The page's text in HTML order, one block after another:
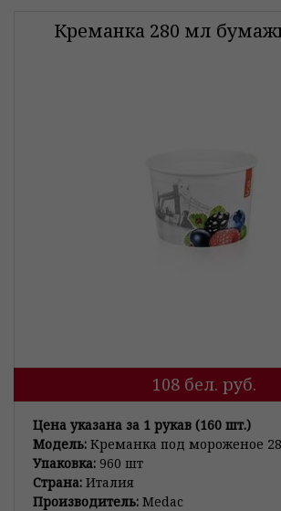
Креманка 280 мл
108 бел. руб.
Цена указана за 1 рукав (160 шт.)
Модель: Креманка под мороженое
Упаковка: 960 шт
Страна: Италия
Производитель: Medac